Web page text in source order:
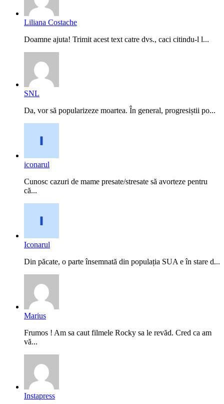
Liliana Costache
Doamne ajuta! Trimit acest text catre dvs., caci citindu-l l...
SNL
Da, vor să popularizeze moartea. În general, progresiștii po...
iconarul
Cunosc cazuri de mame presate/stresate să avorteze pentru
că...
Iconarul
Din păcate, o parte însemnată din populația SUA e în stare d...
Marius
Frumos ! Am sa caut filmele Rocky sa le revăd. Cred ca am
vă...
Instapress